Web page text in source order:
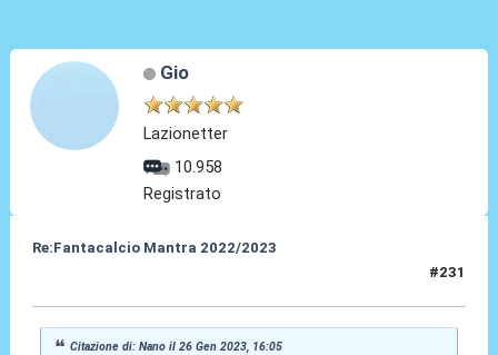
Gio
Lazionetter
10.958
Registrato
Re:Fantacalcio Mantra 2022/2023
#231
Citazione di: Nano il 26 Gen 2023, 16:05